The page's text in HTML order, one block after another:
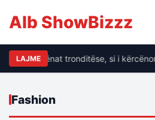
Alb ShowBizzz
LAJME
Dalin të dhënat tronditëse, si i
Fashion